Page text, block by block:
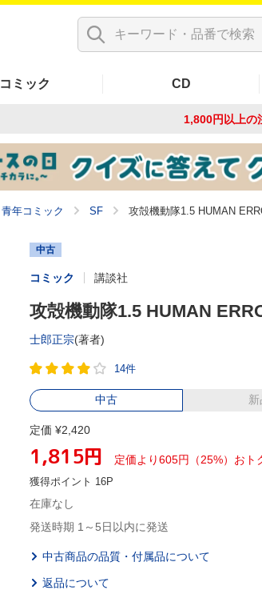
コミック CD
1,800円以上の
青年コミック SF 攻殻機動隊1.5 HUMAN
中古
コミック 講談社
攻殻機動隊1.5 HUMAN
士郎正宗(著者)
14件
中古 新
定価 ¥2,420
1,815円 定価より605円（25%）おト
獲得ポイント 16P
在庫なし
発送時期 1～5日以内に発送
中古商品の品質・付属品について
返品について